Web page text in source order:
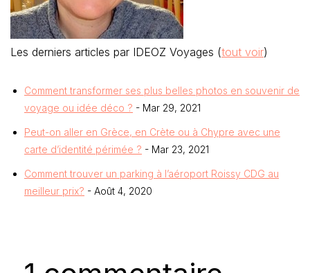
Les derniers articles par IDEOZ Voyages (tout voir)
Comment transformer ses plus belles photos en souvenir de
voyage ou idée déco ? - Mar 29, 2021
Peut-on aller en Grèce, en Crète ou à Chypre avec une
carte d’identité périmée ? - Mar 23, 2021
Comment trouver un parking à l’aéroport Roissy CDG au
meilleur prix? - Août 4, 2020